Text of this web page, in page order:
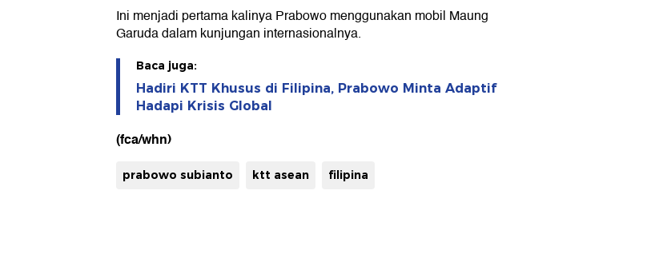
Ini menjadi pertama kalinya Prabowo menggunakan mobil Maung
Garuda dalam kunjungan internasionalnya.
Baca juga:
Hadiri KTT Khusus di Filipina, Prabowo Minta Adaptif
Hadapi Krisis Global
(fca/whn)
prabowo subianto ktt asean filipina